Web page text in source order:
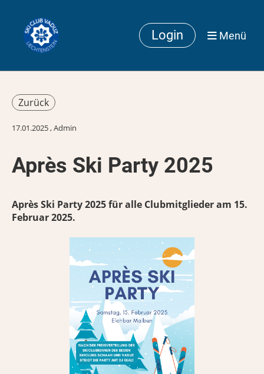
Login Menü
Zurück
17.01.2025, Admin
Après Ski Party 2025
Après Ski Party 2025 für alle Clubmitglieder am 15.
Februar 2025.